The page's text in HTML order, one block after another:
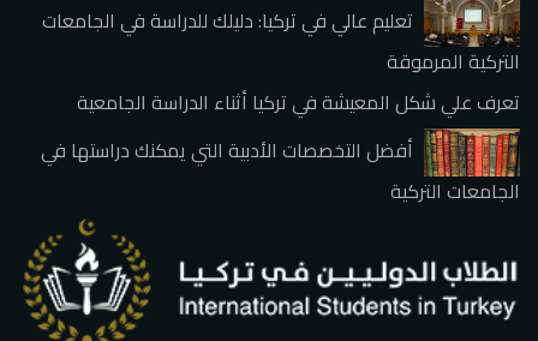
تعليم عالي في تركيا: دليلك للدراسة في الجامعات
التركية المرموقة
تعرف علي شكل المعيشة في تركيا أثناء الدراسة الجامعية
أفضل التخصصات الأدبية التي يمكنك دراستها في
الجامعات التركية